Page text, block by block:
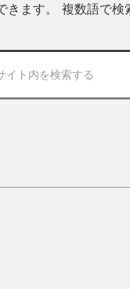
ます。 複数語で